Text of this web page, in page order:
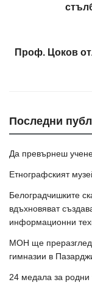
Проф. Цоков
Последни
Да превърнеш
Етнографският
Белоградчишките
вдъхновяват
информационни
МОН ще
гимназии в
24 медала за родни